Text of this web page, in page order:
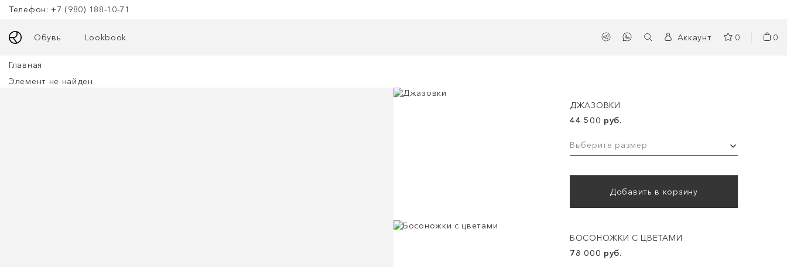
Телефон: +7 (980) 188-10-71
Обувь Lookbook Аккаунт 0 0
Главная
Элемент не найден
ДЖАЗОВКИ
44 500 руб.
Выберите размер
Добавить в корзину
БОСОНОЖКИ С ЦВЕТАМИ
78 000 руб.